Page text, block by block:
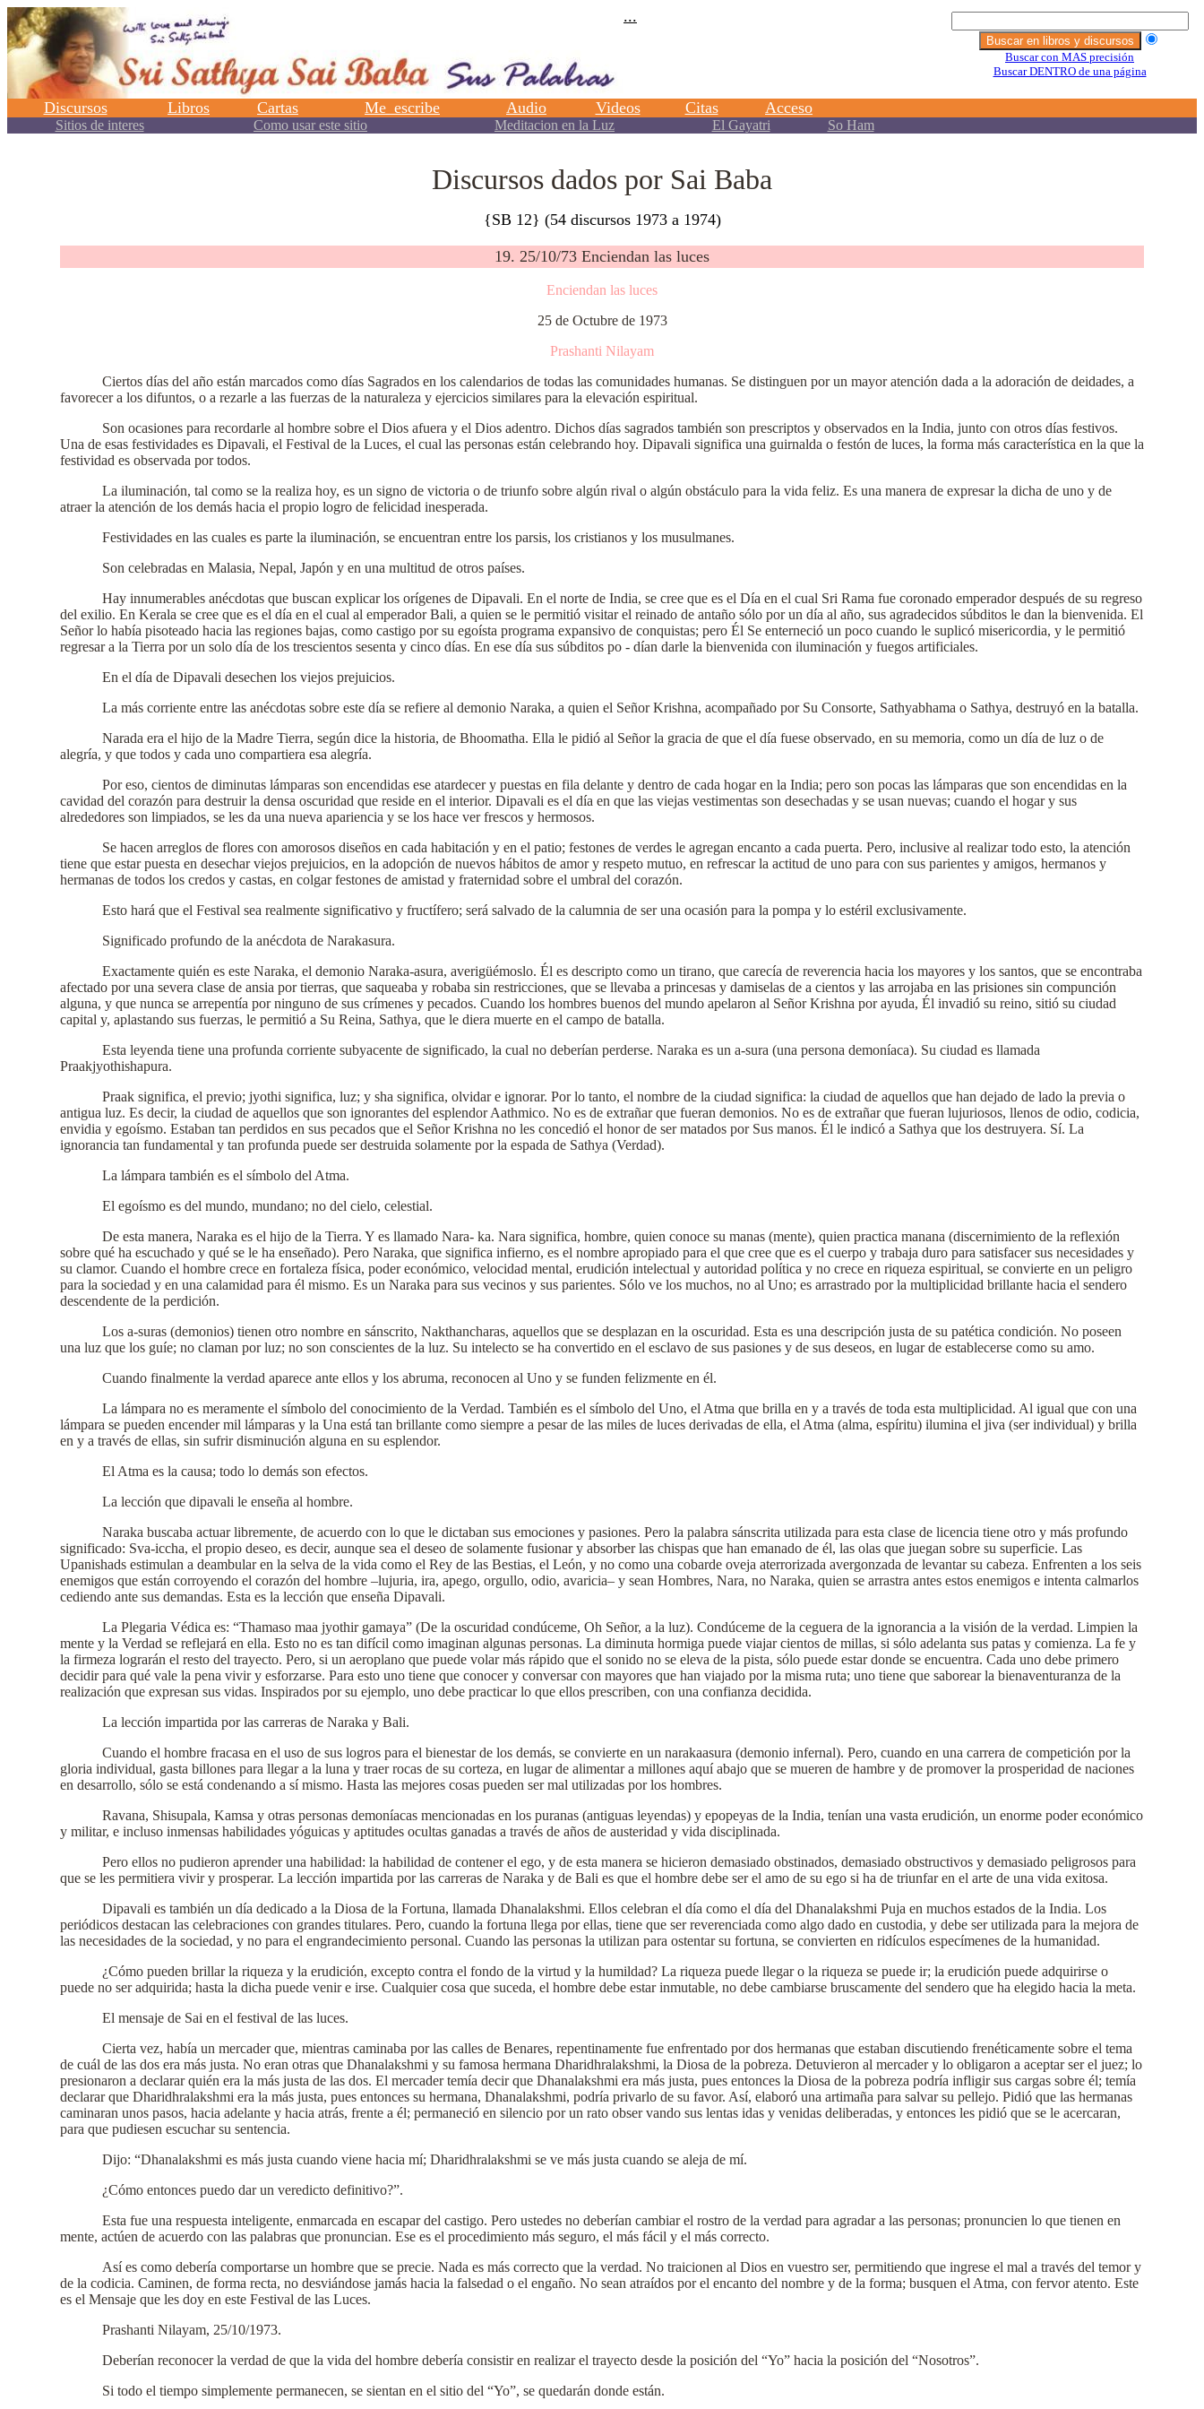
.
Discursos dados por Sai Baba
{SB 12} (54 discursos 1973 a 1974)
19. 25/10/73 Enciendan las luces
Enciendan las luces
25 de Octubre de 1973
Prashanti Nilayam
Ciertos días del año están marcados como días Sagrados en los calendarios de todas las comunidades humanas. Se distinguen por un mayor atención dada a la adoración de deidades, a
favorecer a los difuntos, o a rezarle a las fuerzas de la naturaleza y ejercicios similares para la elevación espiritual.
Son ocasiones para recordarle al hombre sobre el Dios afuera y el Dios adentro. Dichos días sagrados también son prescriptos y observados en la India, junto con otros días festivos.
Una de esas festividades es Dipavali, el Festival de la Luces, el cual las personas están celebrando hoy. Dipavali significa una guirnalda o festón de luces, la forma más característica en la que la
festividad es observada por todos.
La iluminación, tal como se la realiza hoy, es un signo de victoria o de triunfo sobre algún rival o algún obstáculo para la vida feliz. Es una manera de expresar la dicha de uno y de
atraer la atención de los demás hacia el propio logro de felicidad inesperada.
Festividades en las cuales es parte la iluminación, se encuentran entre los parsis, los cristianos y los musulmanes.
Son celebradas en Malasia, Nepal, Japón y en una multitud de otros países.
Hay innumerables anécdotas que buscan explicar los orígenes de Dipavali. En el norte de India, se cree que es el Día en el cual Sri Rama fue coronado emperador después de su regreso
del exilio. En Kerala se cree que es el día en el cual al emperador Bali, a quien se le permitió visitar el reinado de antaño sólo por un día al año, sus agradecidos súbditos le dan la bienvenida. El
Señor lo había pisoteado hacia las regiones bajas, como castigo por su egoísta programa expansivo de conquistas; pero Él Se enterneció un poco cuando le suplicó misericordia, y le permitió
regresar a la Tierra por un solo día de los trescientos sesenta y cinco días. En ese día sus súbditos po - dían darle la bienvenida con iluminación y fuegos artificiales.
En el día de Dipavali desechen los viejos prejuicios.
La más corriente entre las anécdotas sobre este día se refiere al demonio Naraka, a quien el Señor Krishna, acompañado por Su Consorte, Sathyabhama o Sathya, destruyó en la batalla.
Narada era el hijo de la Madre Tierra, según dice la historia, de Bhoomatha. Ella le pidió al Señor la gracia de que el día fuese observado, en su memoria, como un día de luz o de
alegría, y que todos y cada uno compartiera esa alegría.
Por eso, cientos de diminutas lámparas son encendidas ese atardecer y puestas en fila delante y dentro de cada hogar en la India; pero son pocas las lámparas que son encendidas en la
cavidad del corazón para destruir la densa oscuridad que reside en el interior. Dipavali es el día en que las viejas vestimentas son desechadas y se usan nuevas; cuando el hogar y sus
alrededores son limpiados, se les da una nueva apariencia y se los hace ver frescos y hermosos.
Se hacen arreglos de flores con amorosos diseños en cada habitación y en el patio; festones de verdes le agregan encanto a cada puerta. Pero, inclusive al realizar todo esto, la atención
tiene que estar puesta en desechar viejos prejuicios, en la adopción de nuevos hábitos de amor y respeto mutuo, en refrescar la actitud de uno para con sus parientes y amigos, hermanos y
hermanas de todos los credos y castas, en colgar festones de amistad y fraternidad sobre el umbral del corazón.
Esto hará que el Festival sea realmente significativo y fructífero; será salvado de la calumnia de ser una ocasión para la pompa y lo estéril exclusivamente.
Significado profundo de la anécdota de Narakasura.
Exactamente quién es este Naraka, el demonio Naraka-asura, averigüémoslo. Él es descripto como un tirano, que carecía de reverencia hacia los mayores y los santos, que se encontraba
afectado por una severa clase de ansia por tierras, que saqueaba y robaba sin restricciones, que se llevaba a princesas y damiselas de a cientos y las arrojaba en las prisiones sin compunción
alguna, y que nunca se arrepentía por ninguno de sus crímenes y pecados. Cuando los hombres buenos del mundo apelaron al Señor Krishna por ayuda, Él invadió su reino, sitió su ciudad
capital y, aplastando sus fuerzas, le permitió a Su Reina, Sathya, que le diera muerte en el campo de batalla.
Esta leyenda tiene una profunda corriente subyacente de significado, la cual no deberían perderse. Naraka es un a-sura (una persona demoníaca). Su ciudad es llamada
Praakjyothishapura.
Praak significa, el previo; jyothi significa, luz; y sha significa, olvidar e ignorar. Por lo tanto, el nombre de la ciudad significa: la ciudad de aquellos que han dejado de lado la previa o
antigua luz. Es decir, la ciudad de aquellos que son ignorantes del esplendor Aathmico. No es de extrañar que fueran demonios. No es de extrañar que fueran lujuriosos, llenos de odio, codicia,
envidia y egoísmo. Estaban tan perdidos en sus pecados que el Señor Krishna no les concedió el honor de ser matados por Sus manos. Él le indicó a Sathya que los destruyera. Sí. La
ignorancia tan fundamental y tan profunda puede ser destruida solamente por la espada de Sathya (Verdad).
La lámpara también es el símbolo del Atma.
El egoísmo es del mundo, mundano; no del cielo, celestial.
De esta manera, Naraka es el hijo de la Tierra. Y es llamado Nara- ka. Nara significa, hombre, quien conoce su manas (mente), quien practica manana (discernimiento de la reflexión
sobre qué ha escuchado y qué se le ha enseñado). Pero Naraka, que significa infierno, es el nombre apropiado para el que cree que es el cuerpo y trabaja duro para satisfacer sus necesidades y
su clamor. Cuando el hombre crece en fortaleza física, poder económico, velocidad mental, erudición intelectual y autoridad política y no crece en riqueza espiritual, se convierte en un peligro
para la sociedad y en una calamidad para él mismo. Es un Naraka para sus vecinos y sus parientes. Sólo ve los muchos, no al Uno; es arrastrado por la multiplicidad brillante hacia el sendero
descendente de la perdición.
Los a-suras (demonios) tienen otro nombre en sánscrito, Nakthancharas, aquellos que se desplazan en la oscuridad. Esta es una descripción justa de su patética condición. No poseen
una luz que los guíe; no claman por luz; no son conscientes de la luz. Su intelecto se ha convertido en el esclavo de sus pasiones y de sus deseos, en lugar de establecerse como su amo.
Cuando finalmente la verdad aparece ante ellos y los abruma, reconocen al Uno y se funden felizmente en él.
La lámpara no es meramente el símbolo del conocimiento de la Verdad. También es el símbolo del Uno, el Atma que brilla en y a través de toda esta multiplicidad. Al igual que con una
lámpara se pueden encender mil lámparas y la Una está tan brillante como siempre a pesar de las miles de luces derivadas de ella, el Atma (alma, espíritu) ilumina el jiva (ser individual) y brilla
en y a través de ellas, sin sufrir disminución alguna en su esplendor.
El Atma es la causa; todo lo demás son efectos.
La lección que dipavali le enseña al hombre.
Naraka buscaba actuar libremente, de acuerdo con lo que le dictaban sus emociones y pasiones. Pero la palabra sánscrita utilizada para esta clase de licencia tiene otro y más profundo
significado: Sva-iccha, el propio deseo, es decir, aunque sea el deseo de solamente fusionar y absorber las chispas que han emanado de él, las olas que juegan sobre su superficie. Las
Upanishads estimulan a deambular en la selva de la vida como el Rey de las Bestias, el León, y no como una cobarde oveja aterrorizada avergonzada de levantar su cabeza. Enfrenten a los seis
enemigos que están corroyendo el corazón del hombre –lujuria, ira, apego, orgullo, odio, avaricia– y sean Hombres, Nara, no Naraka, quien se arrastra antes estos enemigos e intenta calmarlos
cediendo ante sus demandas. Esta es la lección que enseña Dipavali.
La Plegaria Védica es: “Thamaso maa jyothir gamaya” (De la oscuridad condúceme, Oh Señor, a la luz). Condúceme de la ceguera de la ignorancia a la visión de la verdad. Limpien la
mente y la Verdad se reflejará en ella. Esto no es tan difícil como imaginan algunas personas. La diminuta hormiga puede viajar cientos de millas, si sólo adelanta sus patas y comienza. La fe y
la firmeza lograrán el resto del trayecto. Pero, si un aeroplano que puede volar más rápido que el sonido no se eleva de la pista, sólo puede estar donde se encuentra. Cada uno debe primero
decidir para qué vale la pena vivir y esforzarse. Para esto uno tiene que conocer y conversar con mayores que han viajado por la misma ruta; uno tiene que saborear la bienaventuranza de la
realización que expresan sus vidas. Inspirados por su ejemplo, uno debe practicar lo que ellos prescriben, con una confianza decidida.
La lección impartida por las carreras de Naraka y Bali.
Cuando el hombre fracasa en el uso de sus logros para el bienestar de los demás, se convierte en un narakaasura (demonio infernal). Pero, cuando en una carrera de competición por la
gloria individual, gasta billones para llegar a la luna y traer rocas de su corteza, en lugar de alimentar a millones aquí abajo que se mueren de hambre y de promover la prosperidad de naciones
en desarrollo, sólo se está condenando a sí mismo. Hasta las mejores cosas pueden ser mal utilizadas por los hombres.
Ravana, Shisupala, Kamsa y otras personas demoníacas mencionadas en los puranas (antiguas leyendas) y epopeyas de la India, tenían una vasta erudición, un enorme poder económico
y militar, e incluso inmensas habilidades yóguicas y aptitudes ocultas ganadas a través de años de austeridad y vida disciplinada.
Pero ellos no pudieron aprender una habilidad: la habilidad de contener el ego, y de esta manera se hicieron demasiado obstinados, demasiado obstructivos y demasiado peligrosos para
que se les permitiera vivir y prosperar. La lección impartida por las carreras de Naraka y de Bali es que el hombre debe ser el amo de su ego si ha de triunfar en el arte de una vida exitosa.
Dipavali es también un día dedicado a la Diosa de la Fortuna, llamada Dhanalakshmi. Ellos celebran el día como el día del Dhanalakshmi Puja en muchos estados de la India. Los
periódicos destacan las celebraciones con grandes titulares. Pero, cuando la fortuna llega por ellas, tiene que ser reverenciada como algo dado en custodia, y debe ser utilizada para la mejora de
las necesidades de la sociedad, y no para el engrandecimiento personal. Cuando las personas la utilizan para ostentar su fortuna, se convierten en ridículos especímenes de la humanidad.
¿Cómo pueden brillar la riqueza y la erudición, excepto contra el fondo de la virtud y la humildad? La riqueza puede llegar o la riqueza se puede ir; la erudición puede adquirirse o
puede no ser adquirida; hasta la dicha puede venir e irse. Cualquier cosa que suceda, el hombre debe estar inmutable, no debe cambiarse bruscamente del sendero que ha elegido hacia la meta.
El mensaje de Sai en el festival de las luces.
Cierta vez, había un mercader que, mientras caminaba por las calles de Benares, repentinamente fue enfrentado por dos hermanas que estaban discutiendo frenéticamente sobre el tema
de cuál de las dos era más justa. No eran otras que Dhanalakshmi y su famosa hermana Dharidhralakshmi, la Diosa de la pobreza. Detuvieron al mercader y lo obligaron a aceptar ser el juez; lo
presionaron a declarar quién era la más justa de las dos. El mercader temía decir que Dhanalakshmi era más justa, pues entonces la Diosa de la pobreza podría infligir sus cargas sobre él; temía
declarar que Dharidhralakshmi era la más justa, pues entonces su hermana, Dhanalakshmi, podría privarlo de su favor. Así, elaboró una artimaña para salvar su pellejo. Pidió que las hermanas
caminaran unos pasos, hacia adelante y hacia atrás, frente a él; permaneció en silencio por un rato obser vando sus lentas idas y venidas deliberadas, y entonces les pidió que se le acercaran,
para que pudiesen escuchar su sentencia.
Dijo: “Dhanalakshmi es más justa cuando viene hacia mí; Dharidhralakshmi se ve más justa cuando se aleja de mí.
¿Cómo entonces puedo dar un veredicto definitivo?”.
Esta fue una respuesta inteligente, enmarcada en escapar del castigo. Pero ustedes no deberían cambiar el rostro de la verdad para agradar a las personas; pronuncien lo que tienen en
mente, actúen de acuerdo con las palabras que pronuncian. Ese es el procedimiento más seguro, el más fácil y el más correcto.
Así es como debería comportarse un hombre que se precie. Nada es más correcto que la verdad. No traicionen al Dios en vuestro ser, permitiendo que ingrese el mal a través del temor y
de la codicia. Caminen, de forma recta, no desviándose jamás hacia la falsedad o el engaño. No sean atraídos por el encanto del nombre y de la forma; busquen el Atma, con fervor atento. Este
es el Mensaje que les doy en este Festival de las Luces.
Prashanti Nilayam, 25/10/1973.
Deberían reconocer la verdad de que la vida del hombre debería consistir en realizar el trayecto desde la posición del “Yo” hacia la posición del “Nosotros”.
Si todo el tiempo simplemente permanecen, se sientan en el sitio del “Yo”, se quedarán donde están.